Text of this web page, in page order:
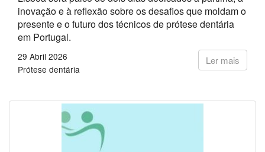
inovação e à reflexão sobre os desafios que moldam o
presente e o futuro dos técnicos de prótese dentária
em Portugal.
Ler mais
29 Abril 2026
Prótese dentária